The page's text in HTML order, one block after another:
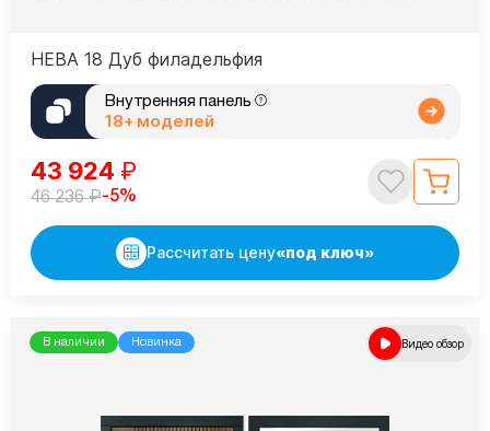
НЕВА 18 Дуб филадельфия
Внутренняя панель
18+ моделей
43 924 ₽
46 236₽-5%
Рассчитать цену«под ключ»
В наличии Новинка Видео обзор